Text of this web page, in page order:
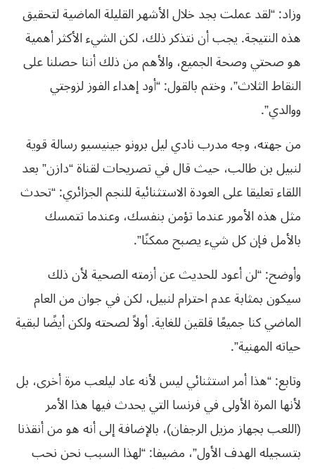
وزاد: “لقد عملت بجد خلال الأشهر القليلة الماضية لتحقيق
هذه النتيجة. يجب أن نتذكر ذلك، لكن الشيء الأكثر أهمية
هو صحتي وصحة الجميع، والأهم من ذلك أننا حصلنا على
النقاط الثلاث”، وختم بالقول: “أود إهداء الفوز لزوجتي
ووالدي”.
من جهته، وجه مدرب نادي ليل برونو جينيسيو رسالة قوية
لنبيل بن طالب، حيث قال في تصريحات لقناة “دازن” بعد
اللقاء تعليقا على العودة الاستثنائية للنجم الجزائري: “تحدث
مثل هذه الأمور عندما تؤمن بنفسك، وعندما تتمسك
بالأمل فإن كل شيء يصبح ممكنًا”.
وأوضح: “لن أعود للحديث عن أزمته الصحية لأن ذلك
سيكون بمثابة عدم احترام لنبيل، لكن في جوان من العام
الماضي كنا جميعًا قلقين للغاية. أولاً لصحته ولكن أيضًا لبقية
حياته المهنية”.
وتابع: “هذا أمر استثنائي ليس لأنه عاد ليلعب مرة أخرى، بل
لأنها المرة الأولى في فرنسا التي يحدث فيها هذا الأمر
(اللعب بجهاز مزيل الرجفان)، بالإضافة إلى أنه هو من أنقذنا
بتسجيله الهدف الأول”، مضيفا: “لهذا السبب نحن نحب